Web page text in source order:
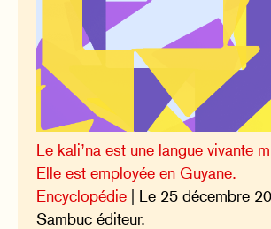
Le kali’na est une langue vivante
Elle est employée en Guyane.
Encyclopédie | Le 25 décembre
Sambuc éditeur.